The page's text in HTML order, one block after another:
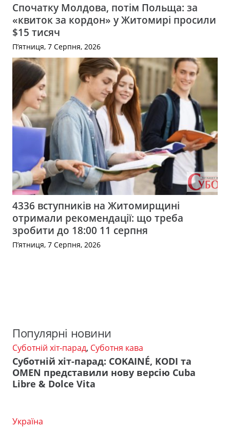
Спочатку Молдова, потім Польща: за
«квиток за кордон» у Житомирі просили
$15 тисяч
П’ятниця, 7 Серпня, 2026
4336 вступників на Житомирщині
отримали рекомендації: що треба
зробити до 18:00 11 серпня
П’ятниця, 7 Серпня, 2026
Популярні новини
Суботній хіт-парад, Суботня кава
Суботній хіт-парад: COKAINÉ, KODI та
OMEN представили нову версію Cuba
Libre & Dolce Vita
Україна